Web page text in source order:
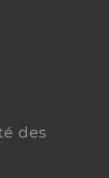
des